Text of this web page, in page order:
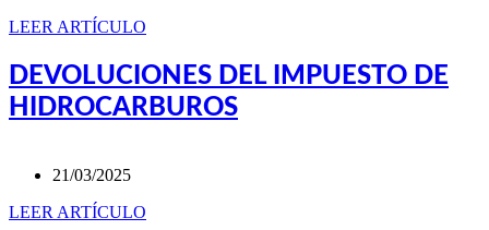
LEER ARTÍCULO
DEVOLUCIONES DEL IMPUESTO DE
HIDROCARBUROS
21/03/2025
LEER ARTÍCULO